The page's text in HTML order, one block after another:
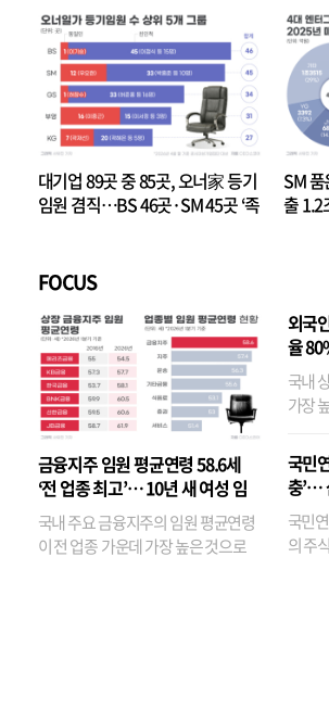
대기업 89곳 중 85곳, 오너家 등기
임원 겸직…BS 46곳·SM 45곳 ‘족
SM
출
FOCUS
금융지주 임원 평균연령 58.6세
‘전 업종 최고’… 10년 새 여성 임
원은 14배 껑충
국내 주요 금융지주의 임원 평균연령
이 전 업종 가운데 가장 높은 것으로
외국
율
국내
가장
융이
기관
국민
충’…
국민
의 주